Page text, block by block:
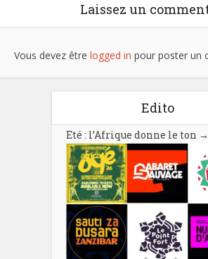
Laissez un
Vous devez être logged in pour poster un
Edito
Eté : l’Afrique donne le ton →